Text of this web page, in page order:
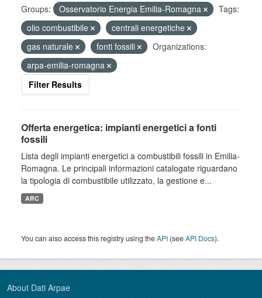
Groups: Osservatorio Energia Emilia-Romagna
Tags:
olio combustibile
centrali energetiche
gas naturale
fonti fossili
Organizations:
arpa-emilia-romagna
Filter Results
Offerta energetica: impianti energetici a fonti
fossili
Lista degli impianti energetici a combustibili fossili in Emilia-
Romagna. Le principali informazioni catalogate riguardano
la tipologia di combustibile utilizzato, la gestione e...
ARC
You can also access this registry using theAPI (seeAPI Docs).
About Dati Arpae